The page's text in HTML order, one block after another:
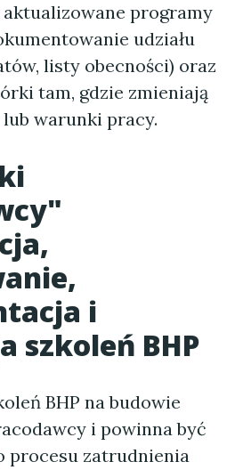
programy
udziału
listy obecności) oraz
tam, gdzie zmieniają
warunki pracy.
i
szkoleń BHP
BHP na budowie
i powinna być
procesu zatrudnienia